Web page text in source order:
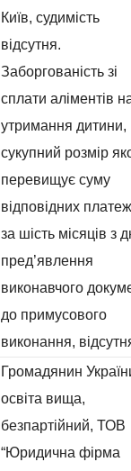
Київ, судимість
відсутня.
Заборгованість зі
сплати аліментів
утримання дитини,
сукупний розмір
перевищує суму
відповідних
за шість місяців з
пред’явлення
виконавчого
до примусового
виконання,
Громадянин
освіта вища,
безпартійний, ТОВ
“Юридична фірма